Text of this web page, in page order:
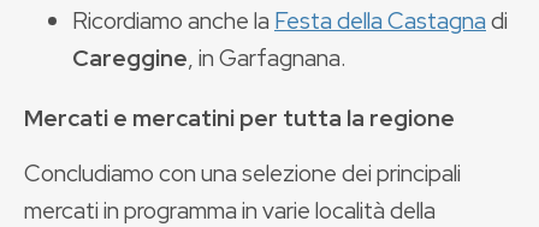
Ricordiamo anche la Festa della Castagnadi
Careggine, in Garfagnana.
Mercati e mercatini per tutta la regione
Concludiamo con una selezione dei principali
mercati in programma in varie località della